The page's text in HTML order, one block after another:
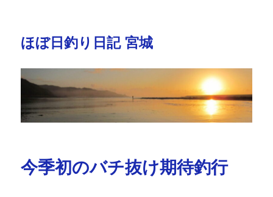
ほぼ日釣り日記 宮城
今季初のバチ抜け期待釣行